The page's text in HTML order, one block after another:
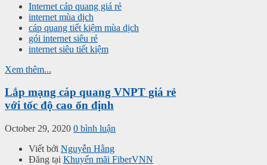
Internet cáp quang giá rẻ
internet mùa dịch
cáp quang tiết kiệm mùa dịch
gói internet siêu rẻ
internet siêu tiết kiệm
Xem thêm...
Lắp mạng cáp quang VNPT giá rẻ
với tốc độ cao ổn định
October 29, 2020 0 bình luận
Viết bởi Nguyễn Hằng
Đăng tại Khuyến mãi FiberVNN